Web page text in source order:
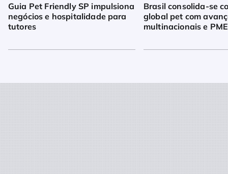
Guia Pet Friendly SP impulsiona
negócios e hospitalidade para
tutores
Brasil consolida-se
global pet com
multinacionais e